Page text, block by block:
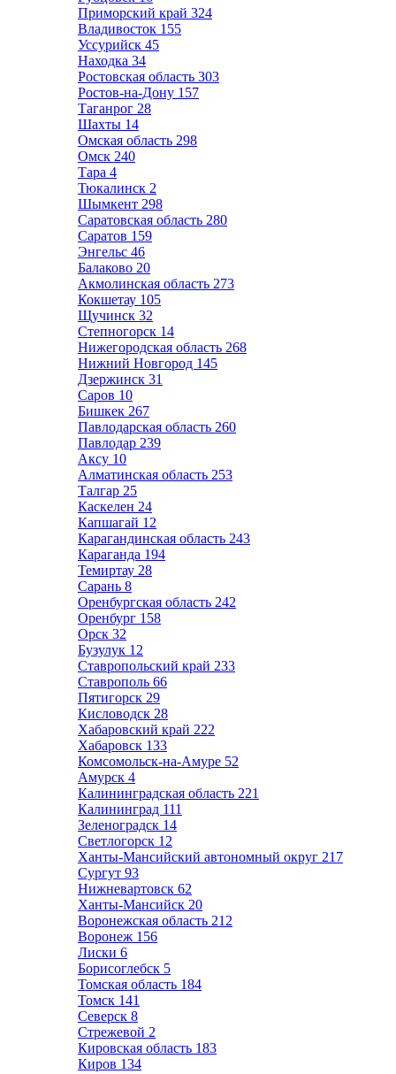
Приморский край 324
Владивосток 155
Уссурийск 45
Находка 34
Ростовская область 303
Ростов-на-Дону 157
Таганрог 28
Шахты 14
Омская область 298
Омск 240
Тара 4
Тюкалинск 2
Шымкент 298
Саратовская область 280
Саратов 159
Энгельс 46
Балаково 20
Акмолинская область 273
Кокшетау 105
Щучинск 32
Степногорск 14
Нижегородская область 268
Нижний Новгород 145
Дзержинск 31
Саров 10
Бишкек 267
Павлодарская область 260
Павлодар 239
Аксу 10
Алматинская область 253
Талгар 25
Каскелен 24
Капшагай 12
Карагандинская область 243
Караганда 194
Темиртау 28
Сарань 8
Оренбургская область 242
Оренбург 158
Орск 32
Бузулук 12
Ставропольский край 233
Ставрополь 66
Пятигорск 29
Кисловодск 28
Хабаровский край 222
Хабаровск 133
Комсомольск-на-Амуре 52
Амурск 4
Калининградская область 221
Калининград 111
Зеленоградск 14
Светлогорск 12
Ханты-Мансийский автономный округ 217
Сургут 93
Нижневартовск 62
Ханты-Мансийск 20
Воронежская область 212
Воронеж 156
Лиски 6
Борисоглебск 5
Томская область 184
Томск 141
Северск 8
Стрежевой 2
Кировская область 183
Киров 134